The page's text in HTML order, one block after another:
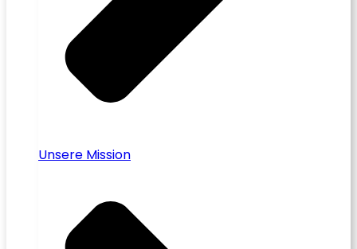
Unsere Mission